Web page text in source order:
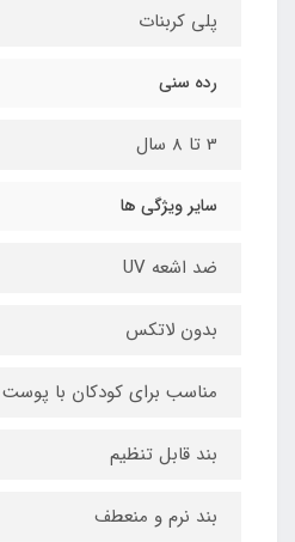
پلی کربنات
رده سنی
3 تا 8 سال
سایر ویژگی ها
ضد اشعه UV
بدون لاتکس
مناسب برای کودکان با
بند قابل تنظیم
بند نرم و منعطف